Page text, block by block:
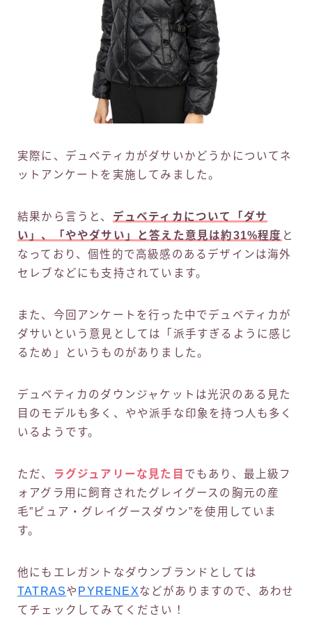
実際に、デュベティカがダサいかどうかについてネ
ットアンケートを実施してみました。
結果から言うと、 デュベティカについて「ダサ
い」、「ややダサい」と答えた意見は約31%程度 と
なっており、個性的で高級感のあるデザインは海外
セレブなどにも支持されています。
また、今回アンケートを行った中でデュベティカが
ダサいという意見としては「派手すぎるように感じ
るため」というものがありました。
デュベティカのダウンジャケットは光沢のある見た
目のモデルも多く、やや派手な印象を持つ人も多く
いるようです。
ただ、 ラグジュアリーな見た目 でもあり、最上級フ
ォアグラ用に飼育されたグレイグースの胸元の産
毛”ピュア・グレイグースダウン”を使用していま
す。
他にもエレガントなダウンブランドとしては
TATRASや PYRENEXなどがありますので、あわせ
てチェックしてみてください！